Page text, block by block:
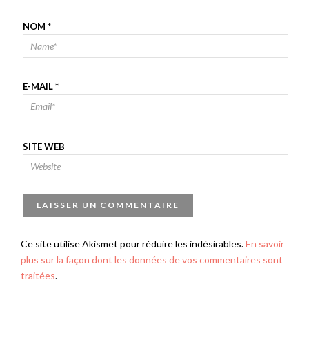
NOM *
E-MAIL*
SITE WEB
Ce site utilise Akismet pour réduire les indésirables.En savoir
plus sur la façon dont les données de vos commentaires sont
traitées.